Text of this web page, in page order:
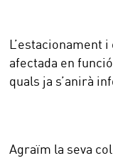
L’estacionament
afectada en
quals ja s’anirà
Agraïm la seva